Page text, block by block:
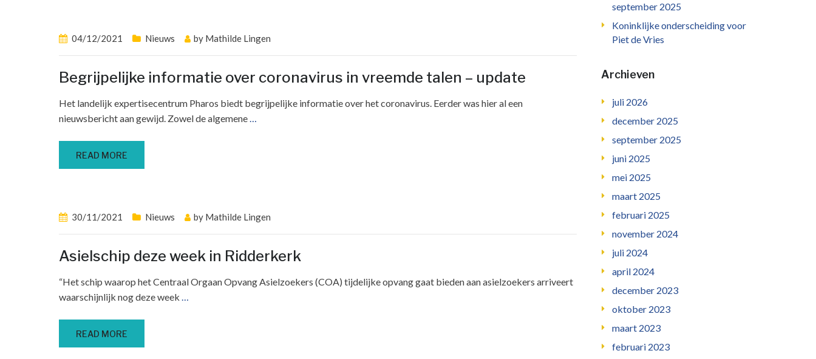
04/12/2021 Nieuws by Mathilde Lingen
Begrijpelijke informatie over coronavirus in vreemde talen – update
Het landelijk expertisecentrum Pharos biedt begrijpelijke informatie over het coronavirus. Eerder was hier al een
nieuwsbericht aan gewijd. Zowel de algemene…
READ MORE
30/11/2021 Nieuws by Mathilde Lingen
Asielschip deze week in Ridderkerk
“Het schip waarop het Centraal Orgaan Opvang Asielzoekers (COA) tijdelijke opvang gaat bieden aan asielzoekers arriveert
waarschijnlijk nog deze week …
READ MORE
september 2025
Koninklijke onderscheiding voor
Piet de Vries
Archieven
juli 2026
december 2025
september 2025
juni 2025
mei 2025
maart 2025
februari 2025
november 2024
juli 2024
april 2024
december 2023
oktober 2023
maart 2023
februari 2023